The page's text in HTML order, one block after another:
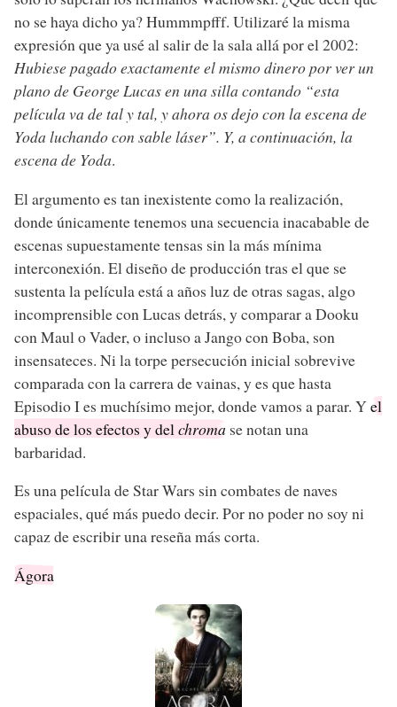
no se haya dicho ya? Hummmpfff. Utilizaré la misma
expresión que ya usé al salir de la sala allá por el 2002:
Hubiese pagado exactamente el mismo dinero por ver un
plano de George Lucas en una silla contando “esta
película va de tal y tal, y ahora os dejo con la escena de
Yoda luchando con sable láser”. Y, a continuación, la
escena de Yoda.
El argumento es tan inexistente como la realización,
donde únicamente tenemos una secuencia inacabable de
escenas supuestamente tensas sin la más mínima
interconexión. El diseño de producción tras el que se
sustenta la película está a años luz de otras sagas, algo
incomprensible con Lucas detrás, y comparar a Dooku
con Maul o Vader, o incluso a Jango con Boba, son
insensateces. Ni la torpe persecución inicial sobrevive
comparada con la carrera de vainas, y es que hasta
Episodio I es muchísimo mejor, donde vamos a parar. Yel
abuso de los efectos y del chroma se notan una
barbaridad.
Es una película de Star Wars sin combates de naves
espaciales, qué más puedo decir. Por no poder no soy ni
capaz de escribir una reseña más corta.
Ágora